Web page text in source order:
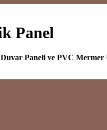
Panel
Paneli ve PVC Mermer